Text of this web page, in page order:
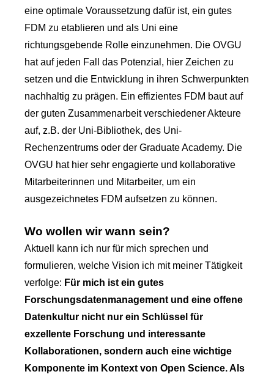
eine optimale Voraussetzung dafür ist, ein gutes
FDM zu etablieren und als Uni eine
richtungsgebende Rolle einzunehmen. Die OVGU
hat auf jeden Fall das Potenzial, hier Zeichen zu
setzen und die Entwicklung in ihren Schwerpunkten
nachhaltig zu prägen. Ein effizientes FDM baut auf
der guten Zusammenarbeit verschiedener Akteure
auf, z.B. der Uni-Bibliothek, des Uni-
Rechenzentrums oder der Graduate Academy. Die
OVGU hat hier sehr engagierte und kollaborative
Mitarbeiterinnen und Mitarbeiter, um ein
ausgezeichnetes FDM aufsetzen zu können.
Wo wollen wir wann sein?
Aktuell kann ich nur für mich sprechen und
formulieren, welche Vision ich mit meiner Tätigkeit
verfolge: Für mich ist ein gutes
Forschungsdatenmanagement und eine offene
Datenkultur nicht nur ein Schlüssel für
exzellente Forschung und interessante
Kollaborationen, sondern auch eine wichtige
Komponente im Kontext von Open Science. Als